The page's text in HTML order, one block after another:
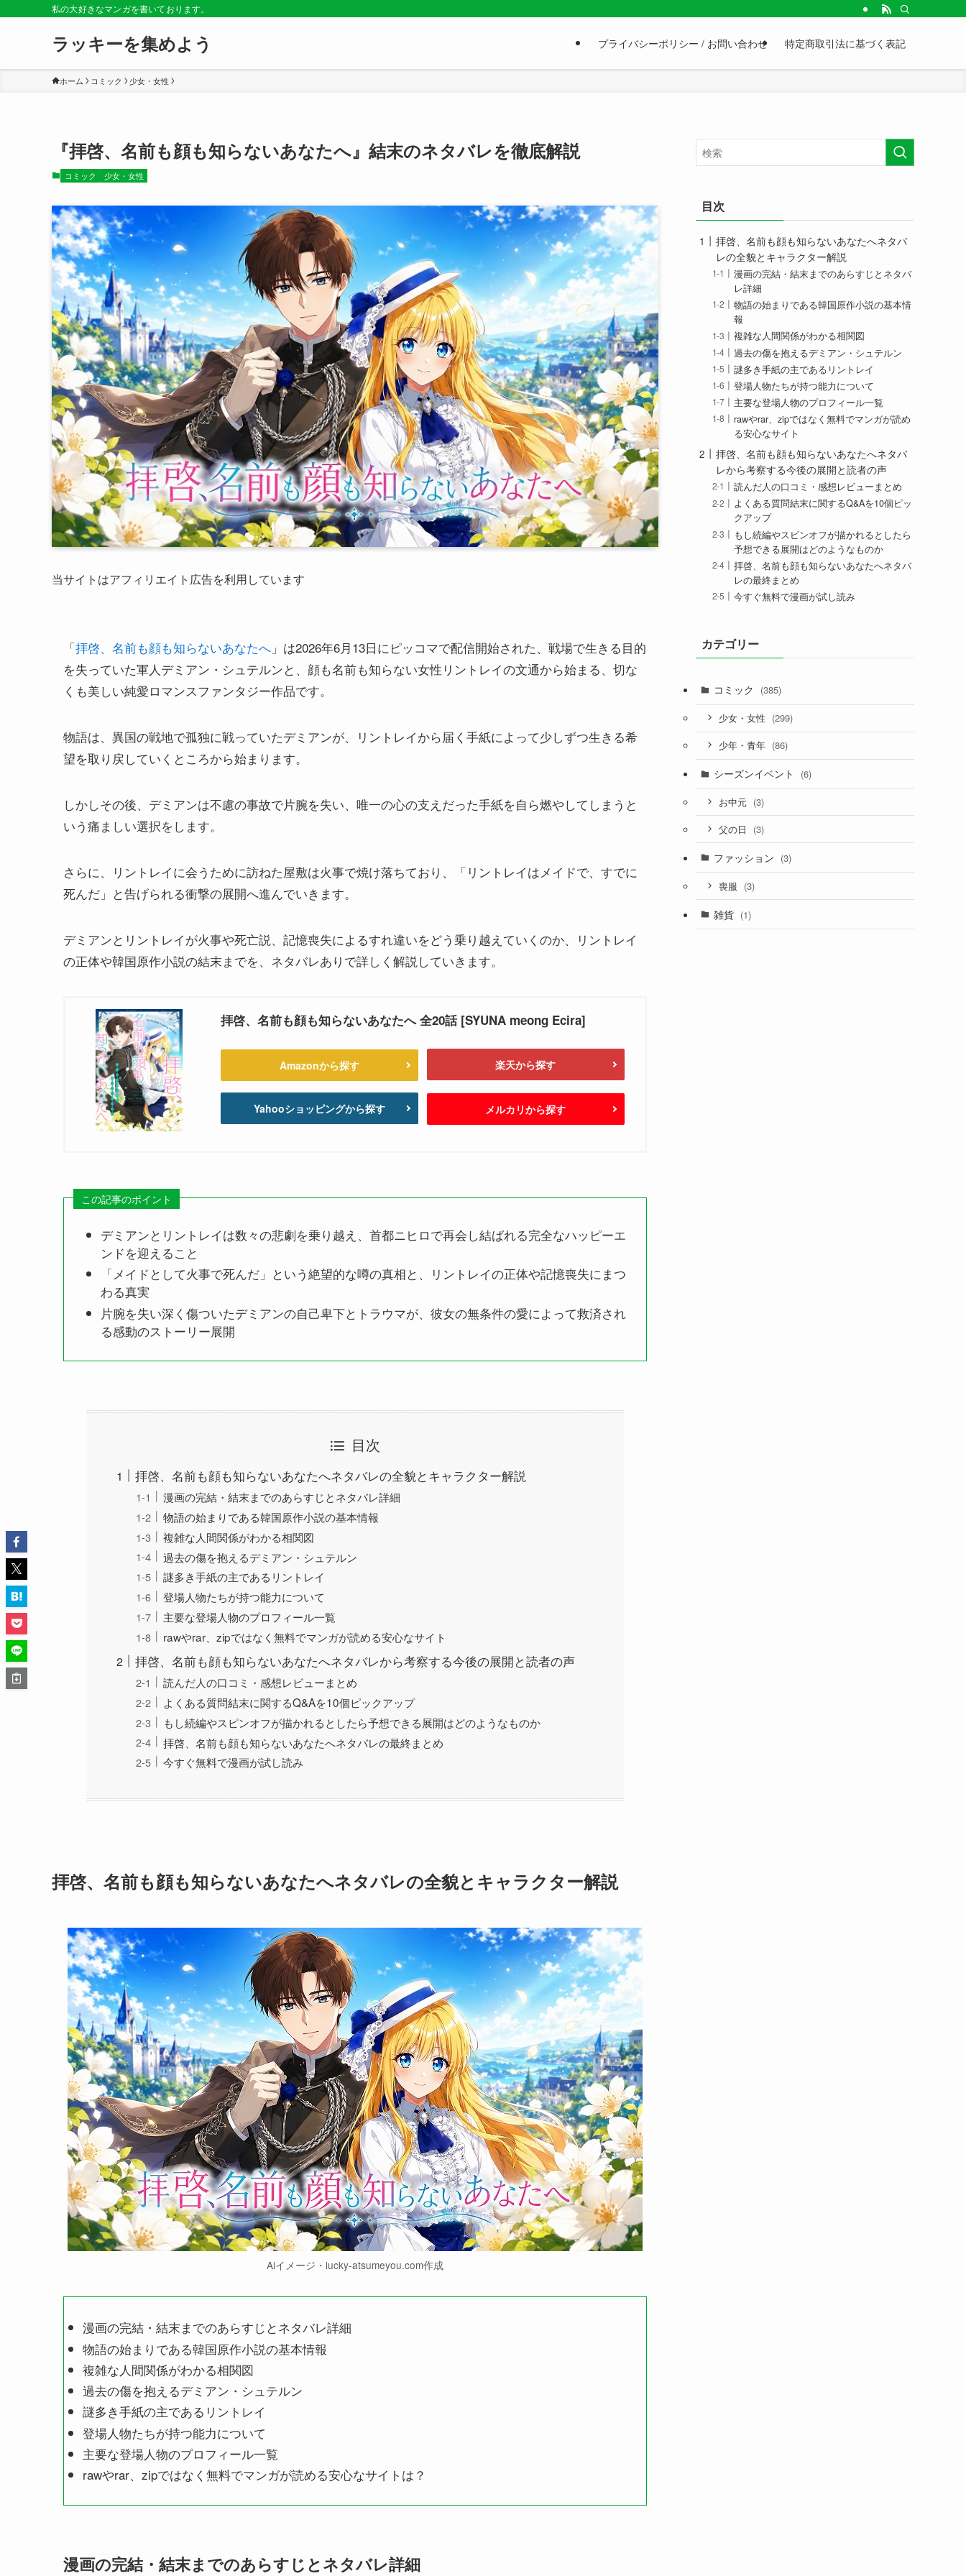
私の大好きなマンガを書いております。
ラッキーを集めよう プライバシーポリシー / お問い合わせ 特定商取引法に基づく表記
ホーム コミック 少女・女性
『拝啓、名前も顔も知らないあなたへ』結末のネタバレを徹底解説
コミック 少女・女性
当サイトはアフィリエイト広告を利用しています
「拝啓、名前も顔も知らないあなたへ 」は2026年6月13日にピッコマで配信開始された、戦場で生きる目的
を失っていた軍人デミアン・シュテルンと、顔も名前も知らない女性リントレイの文通から始まる、切な
くも美しい純愛ロマンスファンタジー作品です。
物語は、異国の戦地で孤独に戦っていたデミアンが、リントレイから届く手紙によって少しずつ生きる希
望を取り戻していくところから始まります。
しかしその後、デミアンは不慮の事故で片腕を失い、唯一の心の支えだった手紙を自ら燃やしてしまうと
いう痛ましい選択をします。
さらに、リントレイに会うために訪ねた屋敷は火事で焼け落ちており、「リントレイはメイドで、すでに
死んだ」と告げられる衝撃の展開へ進んでいきます。
デミアンとリントレイが火事や死亡説、記憶喪失によるすれ違いをどう乗り越えていくのか、リントレイ
の正体や韓国原作小説の結末までを、ネタバレありで詳しく解説していきます。
拝啓、名前も顔も知らないあなたへ 全20話 [SYUNA meong Ecira]
Amazonから探す 楽天から探す
Yahooショッピングから探す メルカリから探す
この記事のポイント
デミアンとリントレイは数々の悲劇を乗り越え、首都ニヒロで再会し結ばれる完全なハッピーエ
ンドを迎えること
「メイドとして火事で死んだ」という絶望的な噂の真相と、リントレイの正体や記憶喪失にまつ
わる真実
片腕を失い深く傷ついたデミアンの自己卑下とトラウマが、彼女の無条件の愛によって救済され
る感動のストーリー展開
目次
拝啓、名前も顔も知らないあなたへネタバレの全貌とキャラクター解説
漫画の完結・結末までのあらすじとネタバレ詳細
物語の始まりである韓国原作小説の基本情報
複雑な人間関係がわかる相関図
過去の傷を抱えるデミアン・シュテルン
謎多き手紙の主であるリントレイ
登場人物たちが持つ能力について
主要な登場人物のプロフィール一覧
rawやrar、zipではなく無料でマンガが読める安心なサイト
拝啓、名前も顔も知らないあなたへネタバレから考察する今後の展開と読者の声
読んだ人の口コミ・感想レビューまとめ
よくある質問結末に関するQ&Aを10個ピックアップ
もし続編やスピンオフが描かれるとしたら予想できる展開はどのようなものか
拝啓、名前も顔も知らないあなたへネタバレの最終まとめ
今すぐ無料で漫画が試し読み
拝啓、名前も顔も知らないあなたへネタバレの全貌とキャラクター解説
Aiイメージ・lucky-atsumeyou.com作成
漫画の完結・結末までのあらすじとネタバレ詳細
物語の始まりである韓国原作小説の基本情報
複雑な人間関係がわかる相関図
過去の傷を抱えるデミアン・シュテルン
謎多き手紙の主であるリントレイ
登場人物たちが持つ能力について
主要な登場人物のプロフィール一覧
rawやrar、zipではなく無料でマンガが読める安心なサイトは？
漫画の完結・結末までのあらすじとネタバレ詳細
目次
拝啓、名前も顔も知らないあなたへネタバ
レの全貌とキャラクター解説
漫画の完結・結末までのあらすじとネタバ
レ詳細
物語の始まりである韓国原作小説の基本情
報
複雑な人間関係がわかる相関図
過去の傷を抱えるデミアン・シュテルン
謎多き手紙の主であるリントレイ
登場人物たちが持つ能力について
主要な登場人物のプロフィール一覧
rawやrar、zipではなく無料でマンガが読め
る安心なサイト
拝啓、名前も顔も知らないあなたへネタバ
レから考察する今後の展開と読者の声
読んだ人の口コミ・感想レビューまとめ
よくある質問結末に関するQ&Aを10個ピッ
クアップ
もし続編やスピンオフが描かれるとしたら
予想できる展開はどのようなものか
拝啓、名前も顔も知らないあなたへネタバ
レの最終まとめ
今すぐ無料で漫画が試し読み
カテゴリー
コミック (385)
少女・女性 (299)
少年・青年 (86)
シーズンイベント (6)
お中元 (3)
父の日 (3)
ファッション (3)
喪服 (3)
雑貨 (1)